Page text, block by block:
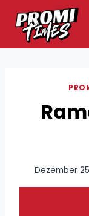
Inhalt
springen
Dezember